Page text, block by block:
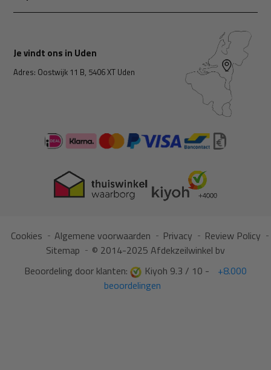
Je vindt ons in Uden
Adres: Oostwijk 11 B, 5406 XT Uden
Cookies Algemene voorwaarden Privacy
Review Policy
Sitemap
© 2014-2025 Afdekzeilwinkel bv
Beoordeling door klanten:
Kiyoh 9.3 / 10 -
+8.000
beoordelingen